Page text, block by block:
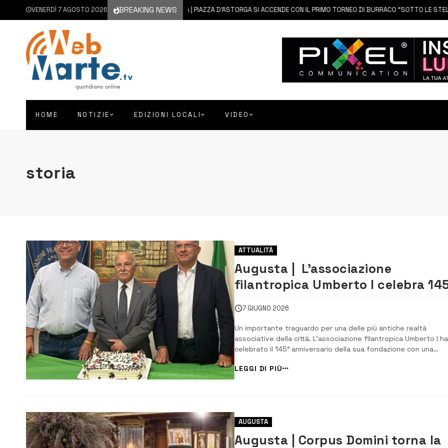
VENERDÌ 7 AGOSTO 2026 BREAKING NEWS
7 AGOSTO 2026 AUGUSTA | PIAZZA D’ASTORGA SI ACCENDE CON IL PRIMO TORNEO DI BURRACO “SOTTO LE STELLE”
HOME NOTIZIE EDIZIONI LOCALI VIDEO
storia
ATTUALITÀ
Augusta | L’associazione
filantropica Umberto I celebra
anni di storia e impegno sociale
7 GIUGNO 2026
Un importante traguardo per una delle più antiche realtà
associative della città. L’associazione filantropica Umberto I ha
celebrato il 145° anniversario della sua fondazione con una
Umberto 128/130. All’evento hanno preso parte il sindaco
Giuseppe Di Mare, l’assessore designato Pino...
LEGGI DI PIÙ
AUGUSTA
Augusta | Corpus Domini torna la